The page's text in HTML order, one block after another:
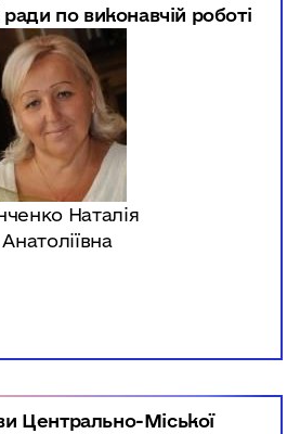
ради по виконавчій роботі
Наталія
Анатоліївна
Центрально-Міської